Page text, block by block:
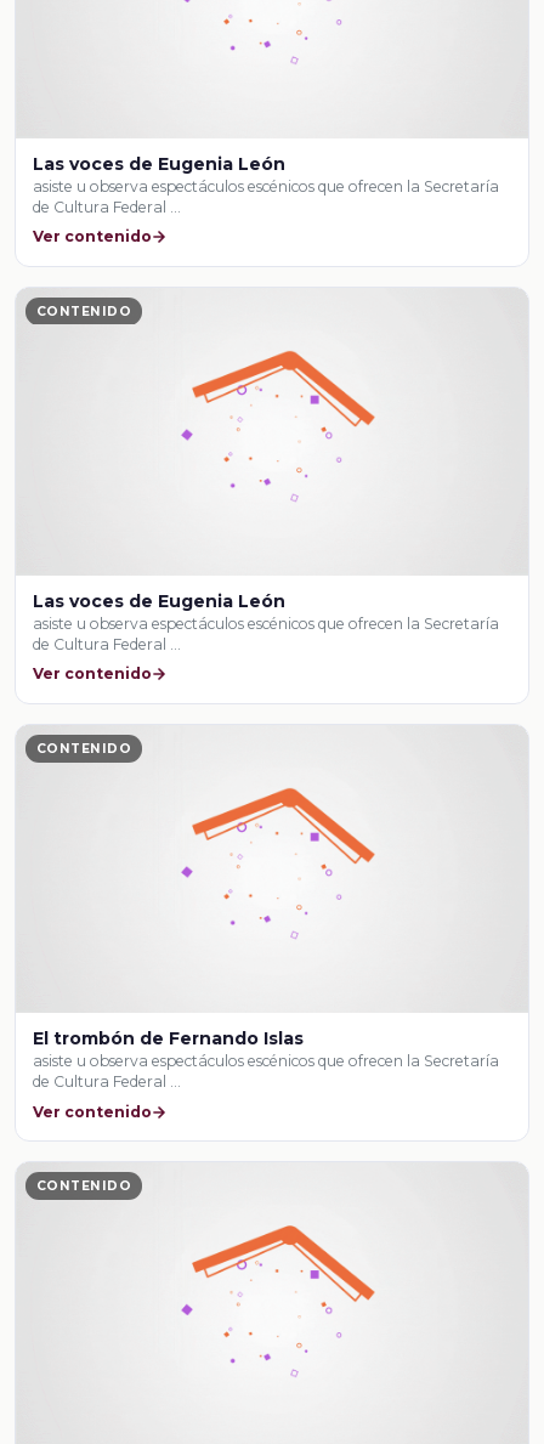
Las voces de Eugenia León
asiste u observa espectáculos escénicos que ofrecen la Secretaría
de Cultura Federal …
Ver contenido
CONTENIDO
Las voces de Eugenia León
asiste u observa espectáculos escénicos que ofrecen la Secretaría
de Cultura Federal …
Ver contenido
CONTENIDO
El trombón de Fernando Islas
asiste u observa espectáculos escénicos que ofrecen la Secretaría
de Cultura Federal …
Ver contenido
CONTENIDO